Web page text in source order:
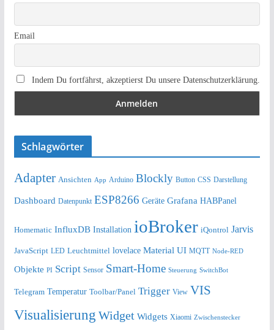
Email
Indem Du fortfährst, akzeptierst Du unsere Datenschutzerklärung.
Schlagwörter
Adapter Ansichten App Arduino Blockly Button CSS Darstellung
Dashboard Datenpunkt ESP8266 Geräte Grafana HABPanel
Homematic InfluxDB Installation ioBroker iQontrol Jarvis
JavaScript LED Leuchtmittel lovelace Material UI MQTT Node-RED
Objekte PI Script Sensor Smart-Home Steuerung SwitchBot
Telegram Temperatur Toolbar/Panel Trigger View VIS
Visualisierung Widget Widgets Xiaomi Zwischenstecker